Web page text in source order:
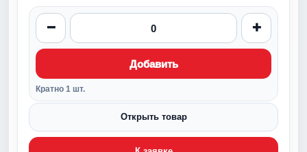
− +
Добавить
Кратно 1 шт.
Открыть товар